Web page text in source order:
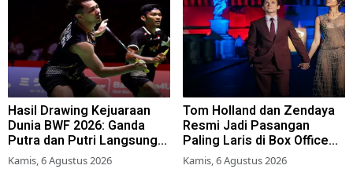
Hasil Drawing Kejuaraan
Dunia BWF 2026: Ganda
Putra dan Putri Langsung
Lolos Babak Kedua, 6 Wakil
Bertarung dari Awal
Kamis, 6 Agustus 2026
Tom Holland dan Zendaya
Resmi Jadi Pasangan
Paling Laris di Box Office
2026
Kamis, 6 Agustus 2026